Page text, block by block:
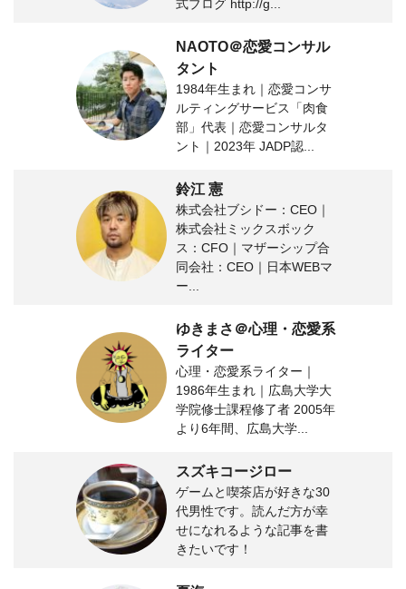
式ブログ http://g...
NAOTO＠恋愛コンサル
タント
1984年生まれ｜恋愛コンサ
ルティングサービス「肉食
部」代表｜恋愛コンサルタ
ント｜2023年 JADP認...
鈴江 憲
株式会社ブシドー：CEO｜
株式会社ミックスボック
ス：CFO｜マザーシップ合
同会社：CEO｜日本WEBマ
ー...
ゆきまさ＠心理・恋愛系
ライター
心理・恋愛系ライター｜
1986年生まれ｜広島大学大
学院修士課程修了者 2005年
より6年間、広島大学...
スズキコージロー
ゲームと喫茶店が好きな30
代男性です。読んだ方が幸
せになれるような記事を書
きたいです！